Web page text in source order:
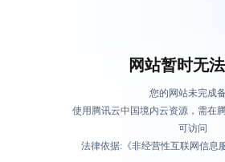
网站暂时无
您的网站未完成
使用腾讯云中国境内云资源，需在
可访问
法律依据:《非经营性互联网信息